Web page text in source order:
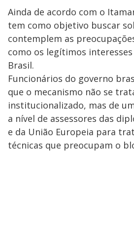
Ainda de acordo com o
tem como objetivo buscar
contemplem as
como os legítimos
Brasil.
Funcionários do governo
que o mecanismo não se
institucionalizado, mas de
a nível de assessores das
e da União Europeia para
técnicas que preocupam o